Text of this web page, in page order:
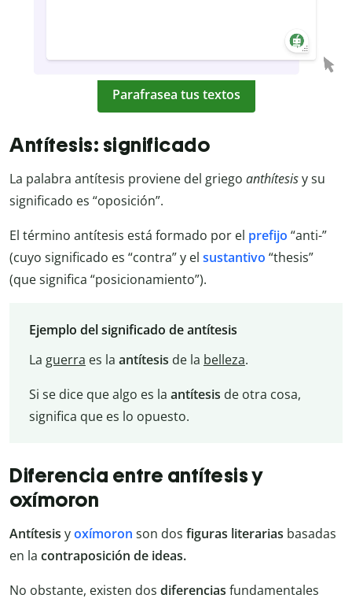
Parafrasea tus textos
Antítesis: significado
La palabra antítesis proviene del griego anthítesisy su
significado es “oposición”.
El término antítesis está formado por el prefijo “anti-”
(cuyo significado es “contra” y el sustantivo “thesis”
(que significa “posicionamiento”).
Ejemplo del significado de antítesis
La guerra es la antítesis de la belleza.
Si se dice que algo es la antítesis de otra cosa,
significa que es lo opuesto.
Diferencia entre antítesis y
oxímoron
Antítesis yoxímoron son dos figuras literarias basadas
en la contraposición de ideas.
No obstante, existen dos diferencias fundamentales